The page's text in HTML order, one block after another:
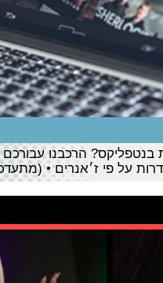
הרכבנו
על פי ז׳אנרים •